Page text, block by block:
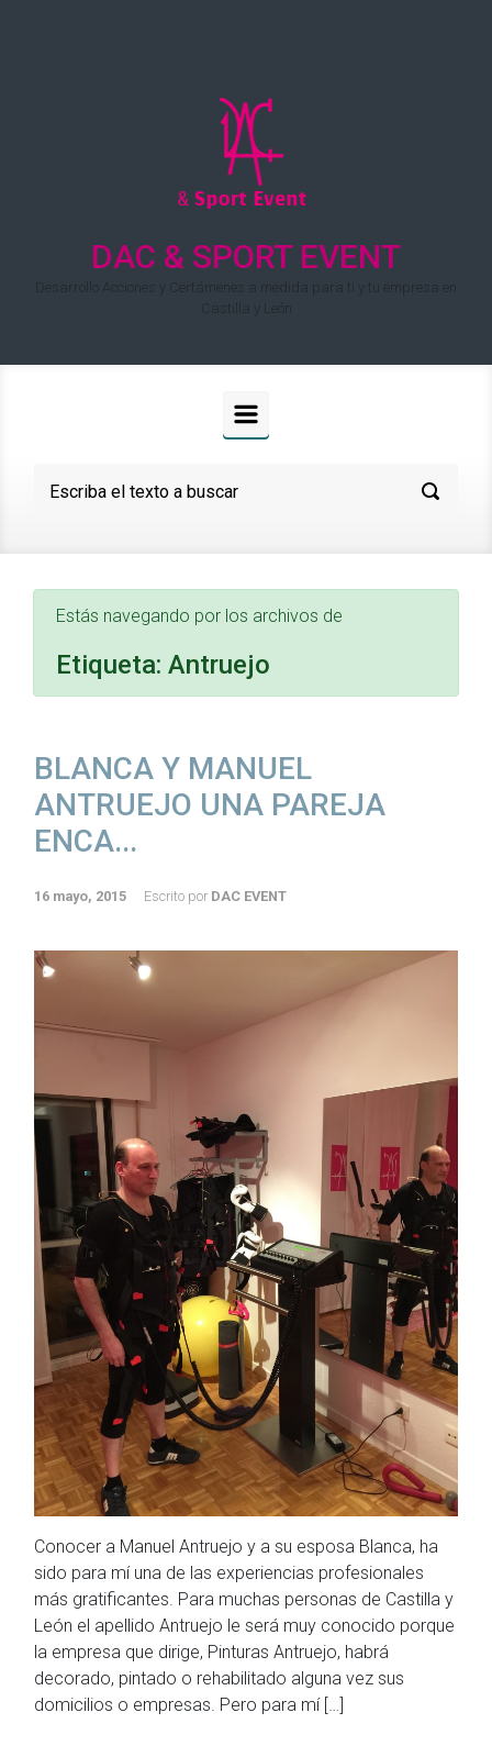
DAC & SPORT EVENT
Desarrollo Acciones y Certámenes a medida para ti y tu empresa en
Castilla y León
Estás navegando por los archivos de
Etiqueta: Antruejo
BLANCA Y MANUEL
ANTRUEJO UNA PAREJA
ENCA...
16 mayo, 2015 Escrito por DAC EVENT
Conocer a Manuel Antruejo y a su esposa Blanca, ha
sido para mí una de las experiencias profesionales
más gratificantes. Para muchas personas de Castilla y
León el apellido Antruejo le será muy conocido porque
la empresa que dirige, Pinturas Antruejo, habrá
decorado, pintado o rehabilitado alguna vez sus
domicilios o empresas. Pero para mí […]